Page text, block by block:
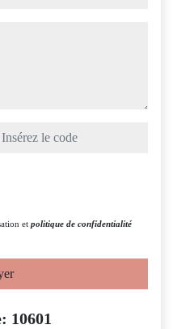
et politique de confidentialité
10601